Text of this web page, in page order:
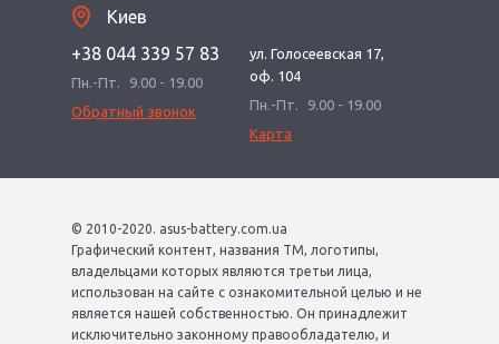
Киев
+38 044 339 57 83
Пн.-Пт.
9.00 - 19.00
Обратный звонок
ул. Голосеевская 17,
оф. 104
Пн.-Пт.
9.00 - 19.00
Карта
© 2010-2020. asus-battery.com.ua
Графический контент, названия ТМ, логотипы,
владельцами которых являются третьи лица,
использован на сайте с ознакомительной целью и не
является нашей собственностью. Он принадлежит
исключительно законному правообладателю, и